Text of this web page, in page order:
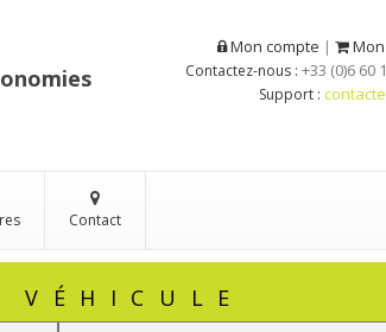
Mon compte |
Contactez-nous : +33 (0)6 60
Support :
Contact
VÉHICULE